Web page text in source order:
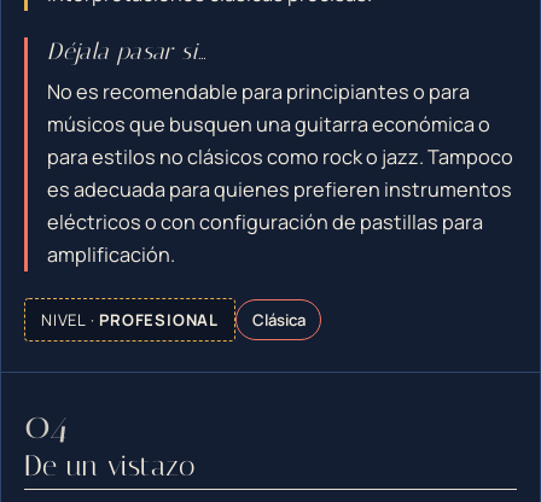
Déjala pasar si…
No es recomendable para principiantes o para
músicos que busquen una guitarra económica o
para estilos no clásicos como rock o jazz. Tampoco
es adecuada para quienes prefieren instrumentos
eléctricos o con configuración de pastillas para
amplificación.
NIVEL · PROFESIONAL Clásica
De un vistazo